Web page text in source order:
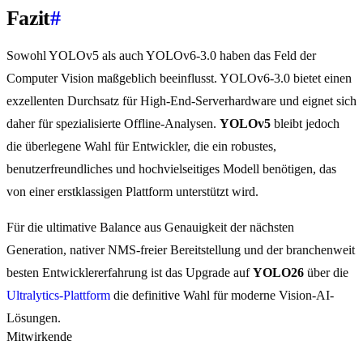
Fazit#
Sowohl YOLOv5 als auch YOLOv6-3.0 haben das Feld der
Computer Vision maßgeblich beeinflusst. YOLOv6-3.0 bietet einen
exzellenten Durchsatz für High-End-Serverhardware und eignet sich
daher für spezialisierte Offline-Analysen. YOLOv5 bleibt jedoch
die überlegene Wahl für Entwickler, die ein robustes,
benutzerfreundliches und hochvielseitiges Modell benötigen, das
von einer erstklassigen Plattform unterstützt wird.
Für die ultimative Balance aus Genauigkeit der nächsten
Generation, nativer NMS-freier Bereitstellung und der branchenweit
besten Entwicklererfahrung ist das Upgrade aufYOLO26 über die
Ultralytics-Plattform die definitive Wahl für moderne Vision-AI-
Lösungen.
Mitwirkende